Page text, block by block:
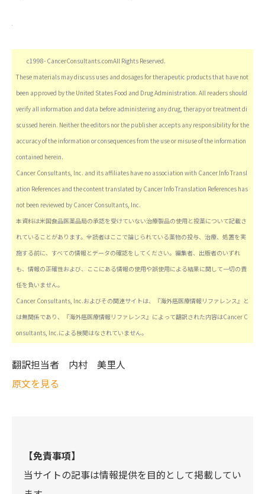
c1998- CancerConsultants.comAll Rights Reserved.
These materials may discuss uses and dosages for therapeutic products that have not
been approved by the United States Food and Drug Administration. All readers should
verify all information and data before administering any drug, therapy or treatment di
scussed herein. Neither the editors nor the publisher accepts any responsibility for the
accuracy of the information or consequences from the use or misuse of the information
contained herein.
Cancer Consultants, Inc. and its affiliates have no association with Cancer Info Transl
ation References and the content translated by Cancer Info Translation References has
not been reviewed by Cancer Consultants, Inc.
本資料は米国食品医薬品局の承認を受けていない治療製品の使用と投薬について記載さ
れていることがあります。全読者はここで論じられている薬物の投与、治療、処置を実
施する前に、すべての情報とデータの確認をしてください。編集者、出版者のいずれ
も、情報の正確性および、ここにある情報の使用や誤使用による結果に関して一切の責
任を負いません。
Cancer Consultants, Inc.およびその関連サイトは、『海外癌医療情報リファレンス』と
は無関係であり、『海外癌医療情報リファレンス』によって翻訳された内容はCancer C
onsultants, Inc.による検閲はなされていません。
翻訳担当者 内村 美里人
原文を見る
【免責事項】
当サイトの記事は情報提供を目的として掲載してい